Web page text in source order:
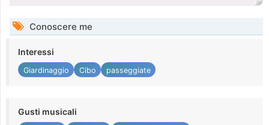
Conoscere me
Interessi
Giardinaggio Cibo passeggiate
Gusti musicali